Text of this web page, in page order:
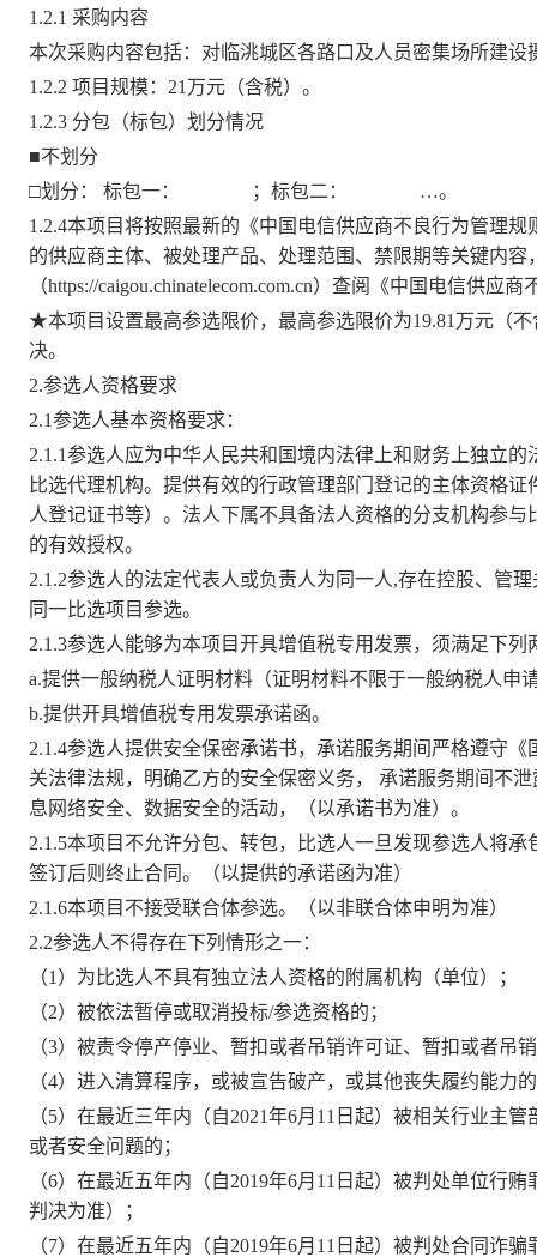
1.2.1 采购内容
本次采购内容包括：对临洮城区各路口及人员密集场所建设
1.2.2 项目规模： 21 万元（含税）。
1.2.3 分包（标包）划分情况
■不划分
□划分： 标包一：
；标包二：
…。
1.2.4本项目将按照最新的《中国电信供应商不良行为管理规
的供应商主体、被处理产品、处理范围、禁限期等关键内
（https://caigou.chinatelecom.com.cn）查阅《中国电信供应
★本项目设置最高参选限价，最高参选限价为19.81万元（
决。
2.参选人资格要求
2.1参选人基本资格要求：
2.1.1参选人应为中华人民共和国境内法律上和财务上独立
比选代理机构。提供有效的行政管理部门登记的主体资格
人登记证书等）。法人下属不具备法人资格的分支机构参
的有效授权。
2.1.2参选人的法定代表人或负责人为同一人,存在控股、管
同一比选项目参选。
2.1.3参选人能够为本项目开具增值税专用发票，须满足下列
a.提供一般纳税人证明材料（证明材料不限于一般纳税人申
b.提供开具增值税专用发票承诺函。
2.1.4参选人提供安全保密承诺书，承诺服务期间严格遵守
关法律法规，明确乙方的安全保密义务， 承诺服务期间不
息网络安全、数据安全的活动，（以承诺书为准）。
2.1.5本项目不允许分包、转包，比选人一旦发现参选人将
签订后则终止合同。（以提供的承诺函为准）
2.1.6本项目不接受联合体参选。（以非联合体申明为准）
2.2参选人不得存在下列情形之一：
（1）为比选人不具有独立法人资格的附属机构（单位）；
（2）被依法暂停或取消投标/参选资格的；
（3）被责令停产停业、暂扣或者吊销许可证、暂扣或者吊
（4）进入清算程序，或被宣告破产，或其他丧失履约能力
（5）在最近三年内（自2021年6月 11 日 起）被相关行业主管
或者安全问题的；
（6）在最近五年内（自2019年6月 11 日 起）被判处单位行贿
判决为准）；
（7）在最近五年内（自2019年6月 11 日 起）被判处合同诈骗